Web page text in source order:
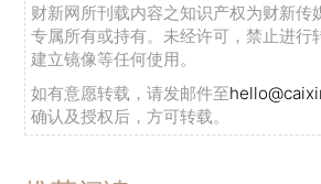
财新网所刊载内容之知识产权为财新传
专属所有或持有。未经许可，禁止进行
建立镜像等任何使用。
如有意愿转载，请发邮件至
确认及授权后，方可转载。